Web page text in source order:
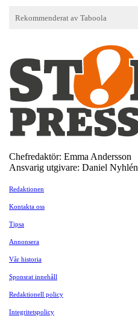
Chefredaktör: Emma Andersson
Ansvarig utgivare: Daniel Nyhlén
Redaktionen
Kontakta oss
Tipsa
Annonsera
Vår historia
Sponsrat innehåll
Redaktionell policy
Integritetspolicy